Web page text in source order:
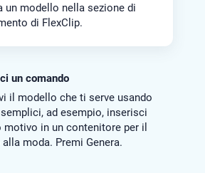
un modello nella sezione di
di FlexClip.
un comando
il modello che ti serve usando
ad esempio, inserisci
motivo in un contenitore per il
alla moda. Premi Genera.